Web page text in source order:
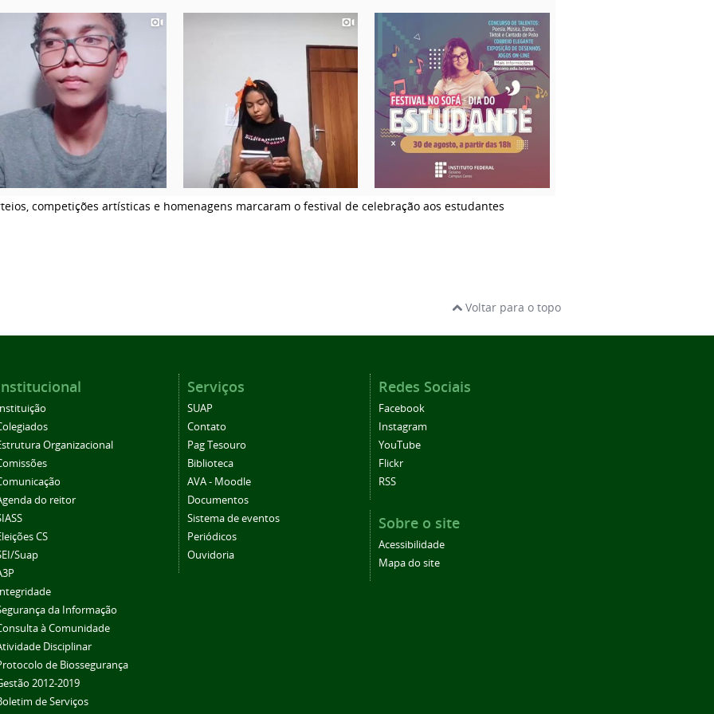
competições artísticas e homenagens marcaram o festival de celebração aos estudantes
Voltar para o topo
Organizacional
do reitor
CS
Suap
da Informação
à Comunidade
Disciplinar
de Biossegurança
2012-2019
de Serviços
Serviços
SUAP
Contato
Pag Tesouro
Biblioteca
AVA - Moodle
Documentos
Sistema de eventos
Periódicos
Ouvidoria
Redes Sociais
Facebook
Instagram
YouTube
Flickr
RSS
Sobre o site
Acessibilidade
Mapa do site